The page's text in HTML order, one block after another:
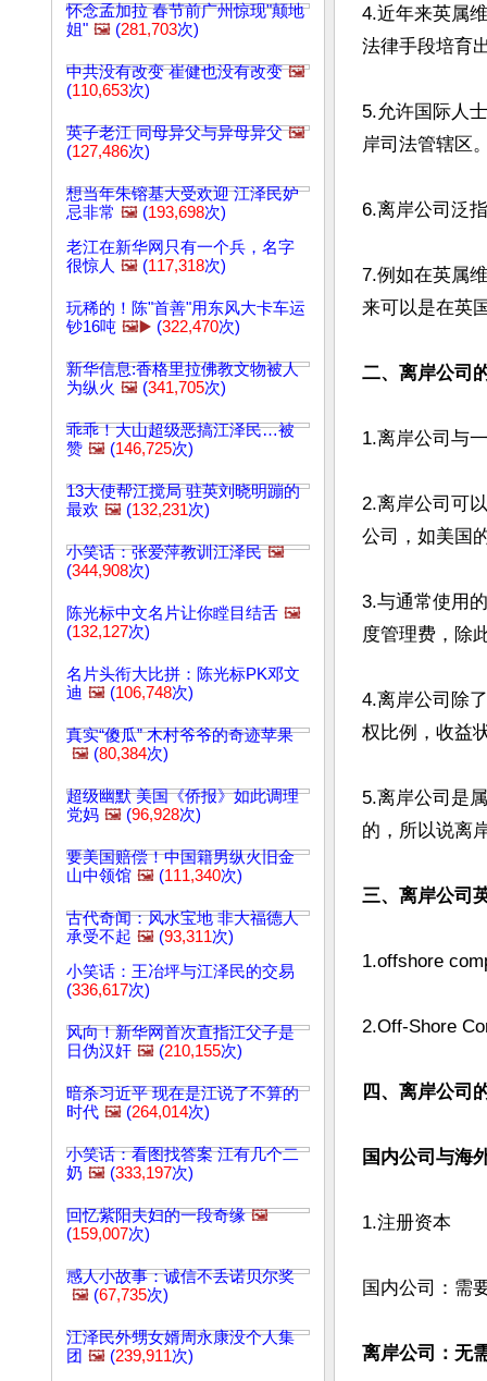
怀念孟加拉 春节前广州惊现"颠地
姐" 🖼️ (281,703次)
中共没有改变 崔健也没有改变 🖼️
(110,653次)
英子老江 同母异父与异母异父 🖼️
(127,486次)
想当年朱镕基大受欢迎 江泽民妒
忌非常 🖼️ (193,698次)
老江在新华网只有一个兵，名字
很惊人 🖼️ (117,318次)
玩稀的！陈"首善"用东风大卡车运
钞16吨 🖼️▶️ (322,470次)
新华信息:香格里拉佛教文物被人
为纵火 🖼️ (341,705次)
乖乖！大山超级恶搞江泽民…被
赞 🖼️ (146,725次)
13大使帮江搅局 驻英刘晓明蹦的
最欢 🖼️ (132,231次)
小笑话：张爱萍教训江泽民 🖼️
(344,908次)
陈光标中文名片让你瞠目结舌 🖼️
(132,127次)
名片头衔大比拼：陈光标PK邓文
迪 🖼️ (106,748次)
真实“傻瓜” 木村爷爷的奇迹苹果
🖼️ (80,384次)
超级幽默 美国《侨报》如此调理
党妈 🖼️ (96,928次)
要美国赔偿！中国籍男纵火旧金
山中领馆 🖼️ (111,340次)
古代奇闻：风水宝地 非大福德人
承受不起 🖼️ (93,311次)
小笑话：王冶坪与江泽民的交易
(336,617次)
风向！新华网首次直指江父子是
日伪汉奸 🖼️ (210,155次)
暗杀习近平 现在是江说了不算的
时代 🖼️ (264,014次)
小笑话：看图找答案 江有几个二
奶 🖼️ (333,197次)
回忆紫阳夫妇的一段奇缘 🖼️
(159,007次)
感人小故事：诚信不丢诺贝尔奖
🖼️ (67,735次)
江泽民外甥女婿周永康没个人集
团 🖼️ (239,911次)
4.近年来英属
法律手段培育
5.允许国际人
岸司法管辖区
6.离岸公司泛
7.例如在英属
来可以是在英
二、离岸公司
1.离岸公司与
2.离岸公司可
公司，如美国
3.与通常使用
度管理费，除
4.离岸公司除
权比例，收益
5.离岸公司是
的，所以说离
三、离岸公司
1.offshore
2.Off-Shore
四、离岸公司
国内公司与海
1.注册资本
国内公司：需
离岸公司：无